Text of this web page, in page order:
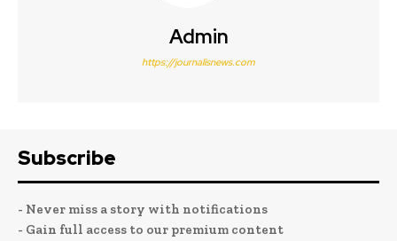
Admin
https://journalisnews.com
Subscribe
- Never miss a story with notifications
- Gain full access to our premium content